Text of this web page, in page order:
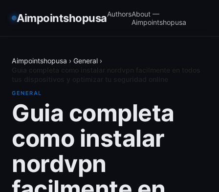
AimpointshopusaAuthorsAbout —
Aimpointshopusa
Aimpointshopusa › General ›
GENERAL
Guia completa
como instalar
nordvpn